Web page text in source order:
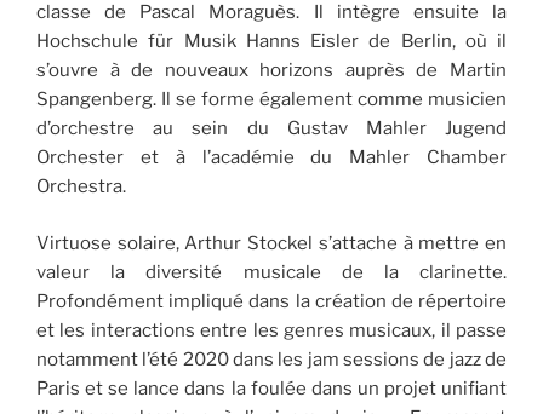
classe de Pascal Moraguès. Il intègre ensuite la
Hochschule für Musik Hanns Eisler de Berlin, où il
s’ouvre à de nouveaux horizons auprès de Martin
Spangenberg. Il se forme également comme musicien
d’orchestre au sein du Gustav Mahler Jugend
Orchester et à l’académie du Mahler Chamber
Orchestra.
Virtuose solaire, Arthur Stockel s’attache à mettre en
valeur la diversité musicale de la clarinette.
Profondément impliqué dans la création de répertoire
et les interactions entre les genres musicaux, il passe
notamment l’été 2020 dans les jam sessions de jazz de
Paris et se lance dans la foulée dans un projet unifiant